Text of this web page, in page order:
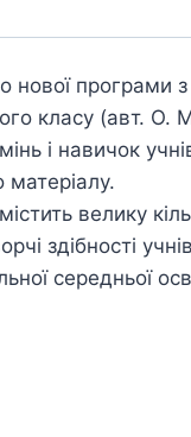
нової програми
класу (авт. О.
і навичок
велику
здібності
середньої